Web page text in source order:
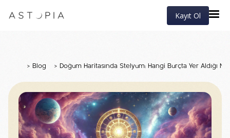
Kayıt Ol
> Blog > Doğum Haritasında Stelyum: Hangi Burçta Yer Aldığı